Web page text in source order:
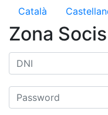
Català
Zona Socis